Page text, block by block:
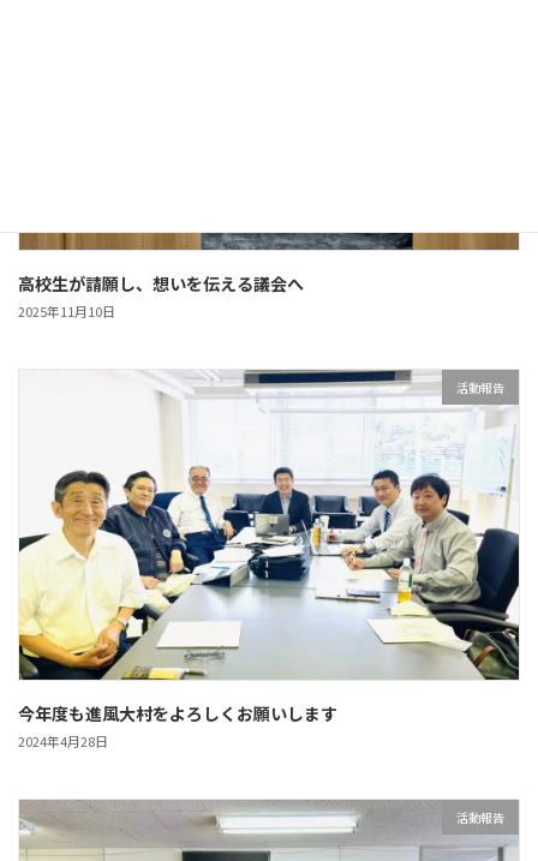
高校生が請願し、想いを伝える議会へ
2025年11月10日
活動報告
今年度も進風大村をよろしくお願いします
2024年4月28日
活動報告